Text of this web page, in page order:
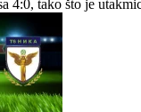
4:0, tako što je